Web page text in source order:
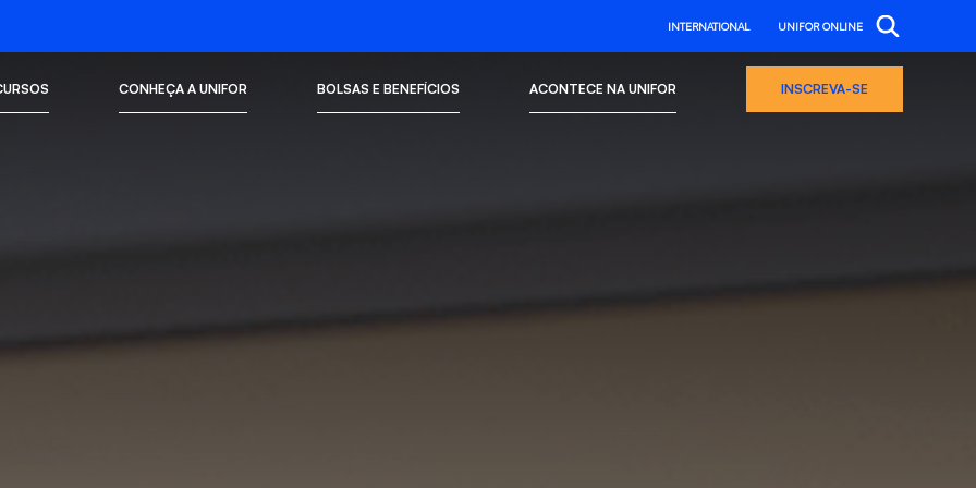
INTERNATIONAL UNIFOR ONLINE
CONHEÇA A UNIFOR BOLSAS E BENEFÍCIOS ACONTECE NA UNIFOR INSCREVA-SE